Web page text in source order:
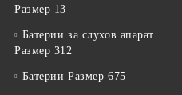
Размер 13
Батерии за слухов апарат
Размер 312
Батерии Размер 675